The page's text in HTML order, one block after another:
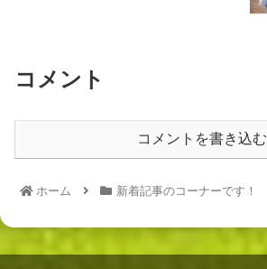
コメント
コメントを書き込む
ホーム 新着記事のコーナーです！